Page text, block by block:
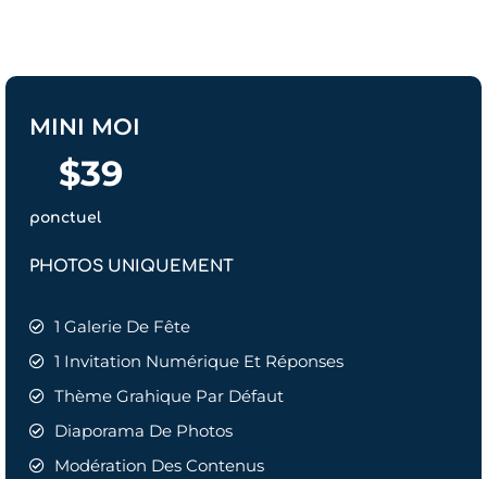
MINI MOI
$39
ponctuel
PHOTOS UNIQUEMENT
1 Galerie De Fête
1 Invitation Numérique Et Réponses
Thème Grahique Par Défaut
Diaporama De Photos
Modération Des Contenus